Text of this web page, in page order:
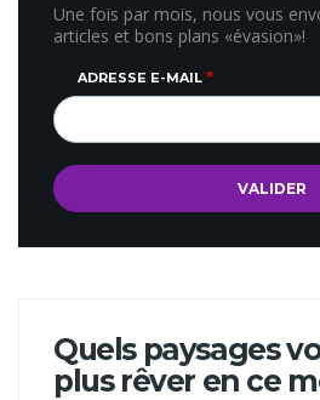
Une fois par mois, nous vous
articles et bons plans «évasion»!
ADRESSE E-MAIL
Quels paysages
plus rêver en ce